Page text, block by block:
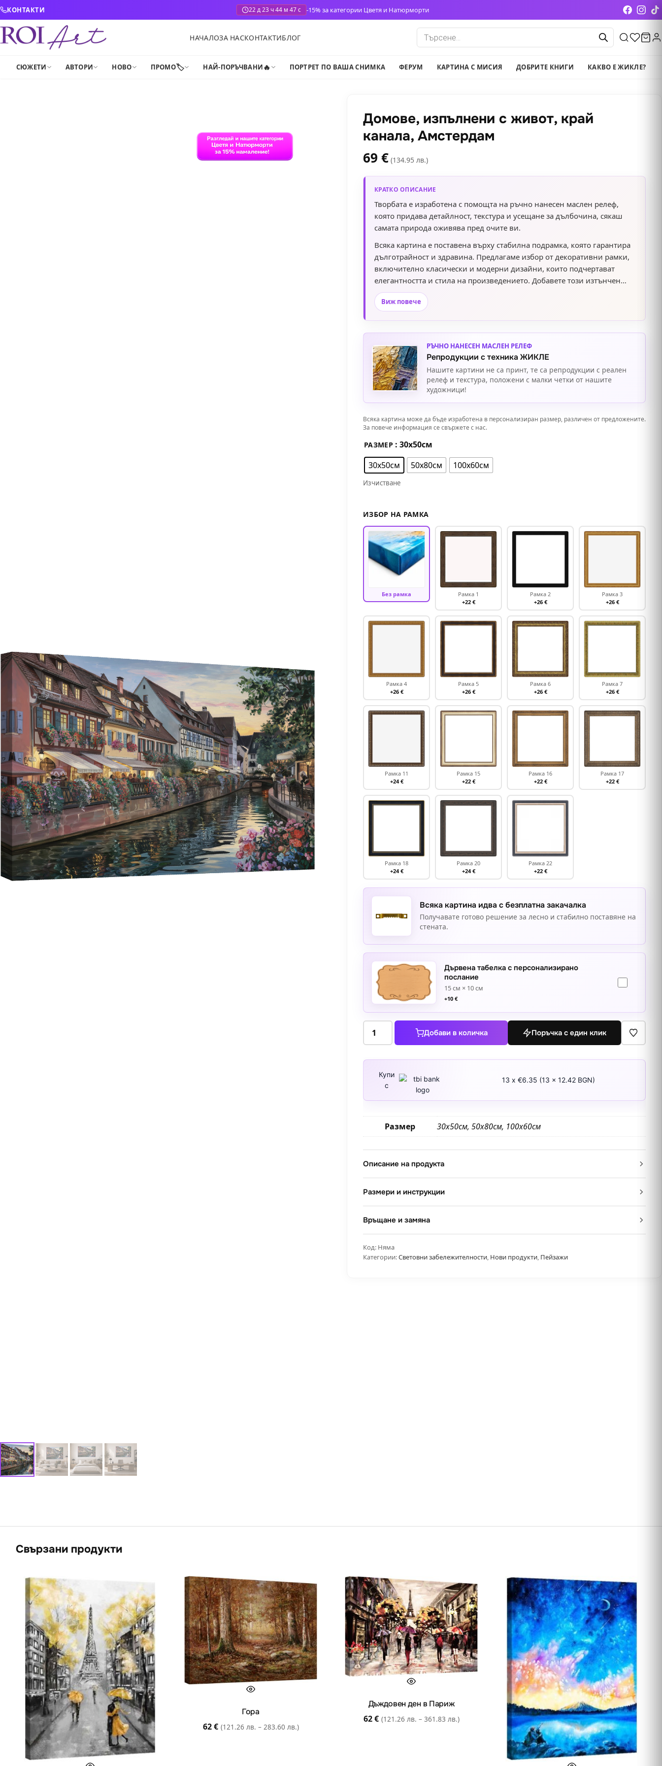
Skip to content
КОНТАКТИ 22 д 23 ч 44 м 45 с -15% за категории Цветя и Натюрморти
НАЧАЛОЗА НАСКОНТАКТИБЛОГ
Products
search
СЮЖЕТИ АВТОРИ НОВО ПРОМО🏷️ НАЙ-ПОРЪЧВАНИ🔥 ПОРТРЕТ ПО ВАША СНИМКА ФЕРУМ КАРТИНА С МИСИЯ ДОБРИТЕ КНИГИ КАКВО Е ЖИКЛЕ?
Домове, изпълнени с живот, край
канала, Амстердам
69 € (134.95 лв.)
КРАТКО ОПИСАНИЕ
Творбата е изработена с помощта на ръчно нанесен маслен релеф,
която придава детайлност, текстура и усещане за дълбочина, сякаш
самата природа оживява пред очите ви.
Всяка картина е поставена върху стабилна подрамка, която гарантира
дълготрайност и здравина. Предлагаме избор от декоративни рамки,
включително класически и модерни дизайни, които подчертават
елегантността и стила на произведението. Добавете този изтънчен
акцент към вашия интериор и се насладете на красотата и хармонията.
Виж повече
РЪЧНО НАНЕСЕН МАСЛЕН РЕЛЕФ
Репродукции с техника ЖИКЛЕ
Нашите картини не са принт, те са репродукции с реален
релеф и текстура, положени с малки четки от нашите
художници!
Всяка картина може да бъде изработена в персонализиран размер, различен от предложените.
За повече информация се свържете с нас.
РАЗМЕР : 30х50см
30х50см
50х80см 100х60см
Изчистване
ИЗБОР НА РАМКА
Без рамка
Рамка 1
+22 €
Рамка 2
+26 €
Рамка 3
+26 €
Рамка 4
+26 €
Рамка 5
+26 €
Рамка 6
+26 €
Рамка 7
+26 €
Рамка 11
+24 €
Рамка 15
+22 €
Рамка 16
+22 €
Рамка 17
+22 €
Рамка 18
+24 €
Рамка 20
+24 €
Рамка 22
+22 €
Всяка картина идва с безплатна закачалка
Получавате готово решение за лесно и стабилно поставяне на
стената.
Дървена табелка с персонализирано
послание
15 см × 10 см
+10 €
количество
изпълнени
живот,
край
Амстердам
Добави в количка Поръчка с един клик
Купи
с
13 x €6.35 (13 x 12.42 BGN)
Размер 30х50см, 50х80см, 100х60см
Описание на продукта
Размери и инструкции
Връщане и замяна
Код: Няма
Категории:Световни забележителности, Нови продукти, Пейзажи
Свързани продукти
Гора
62€ (121.26 лв. – 283.60 лв.)
Дъждовен ден в Париж
62€ (121.26 лв. – 361.83 лв.)